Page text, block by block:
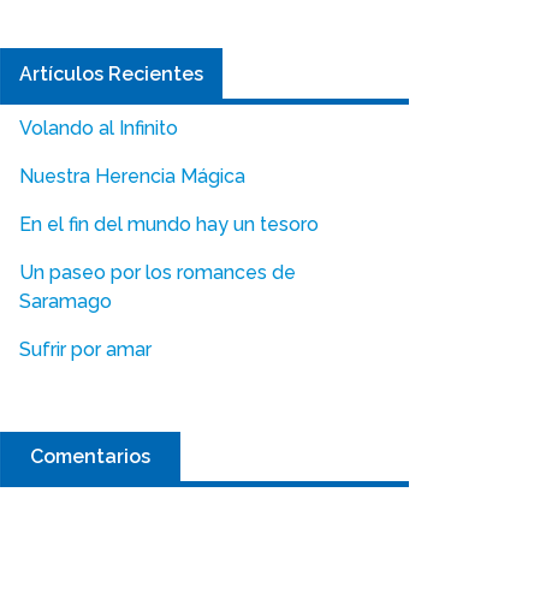
Artículos Recientes
Volando al Infinito
Nuestra Herencia Mágica
En el fin del mundo hay un tesoro
Un paseo por los romances de
Saramago
Sufrir por amar
Comentarios